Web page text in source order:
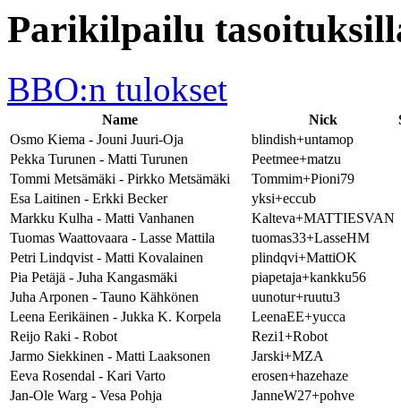
Parikilpailu
BBO:n tulokset
Name Nick
Osmo Kiema - Jouni Juuri-Oja
blindish+untamop
Pekka Turunen - Matti Turunen
Peetmee+matzu
Tommi Metsämäki - Pirkko Metsämäki
Tommim+Pioni79
Esa Laitinen - Erkki Becker
yksi+eccub
Markku Kulha - Matti Vanhanen
Kalteva+MATTIESVAN
Tuomas Waattovaara - Lasse Mattila
tuomas33+LasseHM
Petri Lindqvist - Matti Kovalainen
plindqvi+MattiOK
Pia Petäjä - Juha Kangasmäki
piapetaja+kankku56
Juha Arponen - Tauno Kähkönen
uunotur+ruutu3
Leena Eerikäinen - Jukka K. Korpela
LeenaEE+yucca
Reijo Raki - Robot
Rezi1+Robot
Jarmo Siekkinen - Matti Laaksonen
Jarski+MZA
Eeva Rosendal - Kari Varto
erosen+hazehaze
Jan-Ole Warg - Vesa Pohja
JanneW27+pohve